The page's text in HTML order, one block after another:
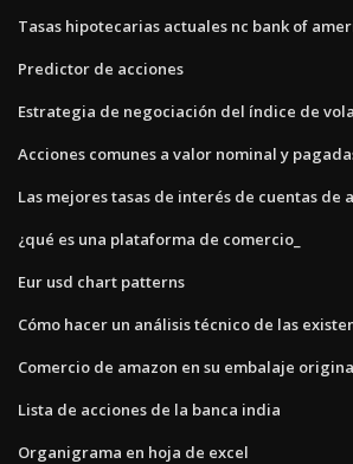
Tasas hipotecarias actuales nc bank of
Predictor de acciones
Estrategia de negociación del índice de
Acciones comunes a valor nominal y
Las mejores tasas de interés de cuentas de
¿qué es una plataforma de comercio_
Eur usd chart patterns
Cómo hacer un análisis técnico de las
Comercio de amazon en su embalaje
Lista de acciones de la banca india
Organigrama en hoja de excel